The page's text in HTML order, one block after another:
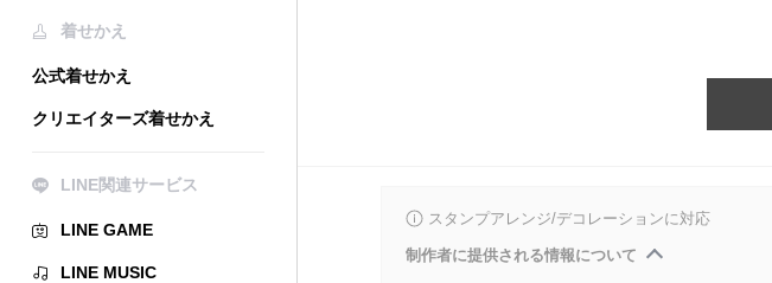
着せかえ
公式着せかえ
クリエイターズ着せかえ
LINE関連サービス
LINE GAME
LINE MUSIC
スタンプアレンジ/デコレーションに対応
制作者に提供される情報について